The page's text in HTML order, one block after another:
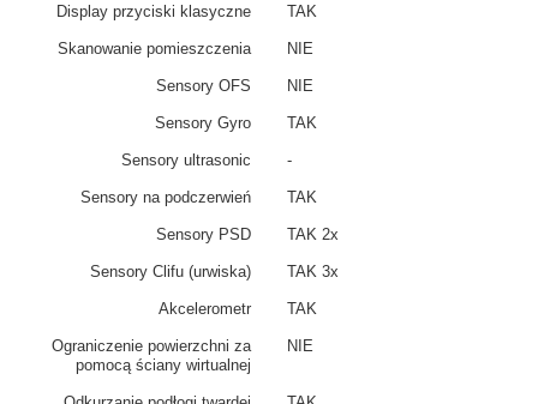
Display przyciski klasyczne TAK
Skanowanie pomieszczenia NIE
Sensory OFS NIE
Sensory Gyro TAK
Sensory ultrasonic -
Sensory na podczerwień TAK
Sensory PSD TAK 2x
Sensory Clifu (urwiska) TAK 3x
Akcelerometr TAK
Ograniczenie powierzchni za
pomocą ściany wirtualnej
NIE